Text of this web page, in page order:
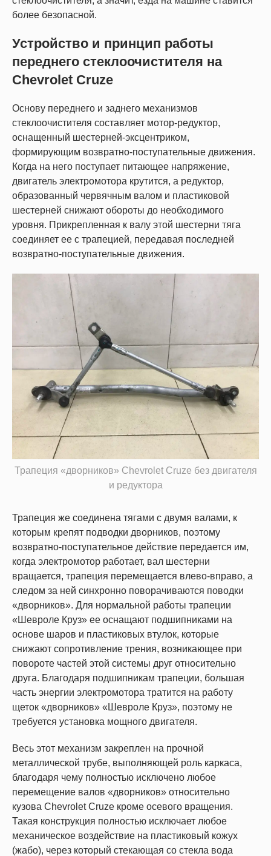
более безопасной.
Устройство и принцип работы
переднего стеклоочистителя на
Chevrolet Cruze
Основу переднего и заднего механизмов
стеклоочистителя составляет мотор-редуктор,
оснащенный шестерней-эксцентриком,
формирующим возвратно-поступательные движения.
Когда на него поступает питающее напряжение,
двигатель электромотора крутится, а редуктор,
образованный червячным валом и пластиковой
шестерней снижают обороты до необходимого
уровня. Прикрепленная к валу этой шестерни тяга
соединяет ее с трапецией, передавая последней
возвратно-поступательные движения.
Трапеция «дворников» Chevrolet Cruze без двигателя
и редуктора
Трапеция же соединена тягами с двумя валами, к
которым крепят подводки дворников, поэтому
возвратно-поступательное действие передается им,
когда электромотор работает, вал шестерни
вращается, трапеция перемещается влево-вправо, а
следом за ней синхронно поворачиваются поводки
«дворников». Для нормальной работы трапеции
«Шевроле Круз» ее оснащают подшипниками на
основе шаров и пластиковых втулок, которые
снижают сопротивление трения, возникающее при
повороте частей этой системы друг относительно
друга. Благодаря подшипникам трапеции, большая
часть энергии электромотора тратится на работу
щеток «дворников» «Шевроле Круз», поэтому не
требуется установка мощного двигателя.
Весь этот механизм закреплен на прочной
металлической трубе, выполняющей роль каркаса,
благодаря чему полностью исключено любое
перемещение валов «дворников» относительно
кузова Chevrolet Cruze кроме осевого вращения.
Такая конструкция полностью исключает любое
механическое воздействие на пластиковый кожух
(жабо), через который стекающая со стекла вода